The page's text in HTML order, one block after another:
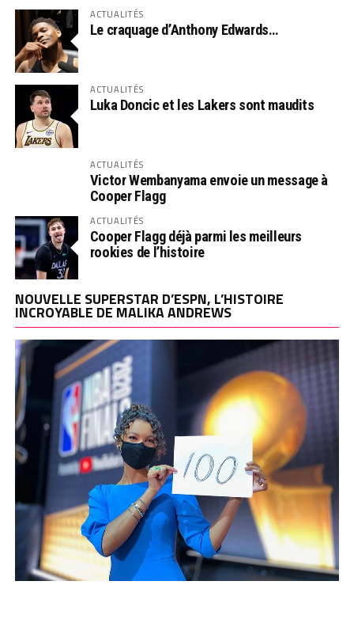
ACTUALITÉS
Le craquage d’Anthony Edwards…
ACTUALITÉS
Luka Doncic et les Lakers sont maudits
ACTUALITÉS
Victor Wembanyama envoie un message à
Cooper Flagg
ACTUALITÉS
Cooper Flagg déjà parmi les meilleurs
rookies de l’histoire
NOUVELLE SUPERSTAR D’ESPN, L’HISTOIRE
INCROYABLE DE MALIKA ANDREWS